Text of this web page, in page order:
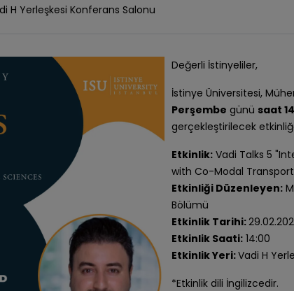
H Yerleşkesi Konferans Salonu
Değerli İstinyeliler,
İstinye Üniversitesi,
Perşembe günü saat
gerçekleştirilecek
Etkinlik: Vadi Talks 5
with Co-Modal
Etkinliği Düzenleyen:
Bölümü
Etkinlik Tarihi:
Etkinlik Saati: 14:00
Etkinlik Yeri:Vadi H
*Etkinlik dili İngilizcedir.